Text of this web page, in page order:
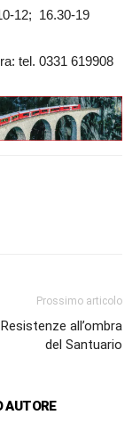
12; 16.30-19
tel. 0331 619908
Prossimo articolo
all’ombra
del Santuario
AUTORE